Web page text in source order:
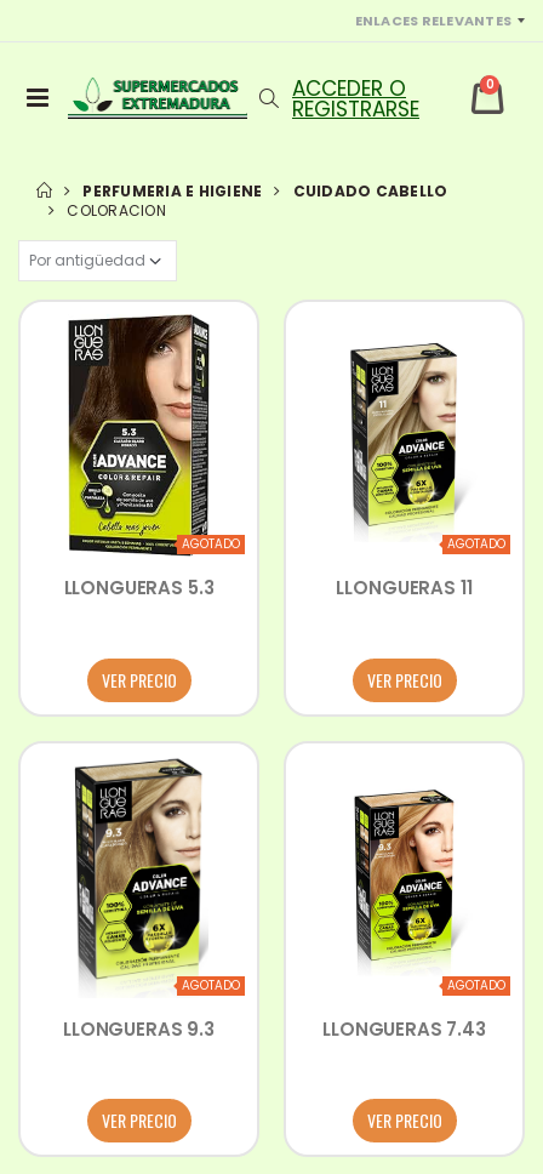
ENLACES RELEVANTES
0
PERFUMERIA E HIGIENE
CUIDADO CABELLO
COLORACION
AGOTADO
LLONGUERAS 5.3
VER PRECIO
AGOTADO
LLONGUERAS 11
VER PRECIO
AGOTADO
LLONGUERAS 9.3
VER PRECIO
AGOTADO
LLONGUERAS 7.43
VER PRECIO